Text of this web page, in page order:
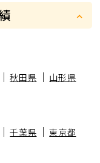
秋田県
山形県
千葉県
東京都